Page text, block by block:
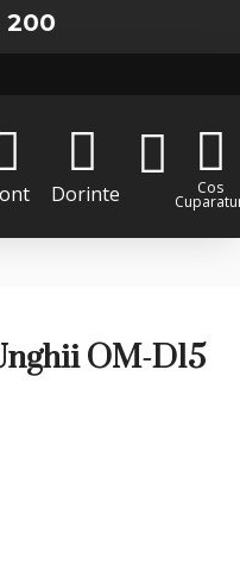
Bucuresti
Dorinte Cos
OM-D15